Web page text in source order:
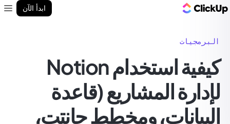
ابدأ الآن
البرمجيات
كيفية استخدام Notion
لإدارة المشاريع (قاعدة
البيانات، ومخطط جانتت،